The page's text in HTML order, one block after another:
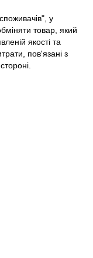
у
товар, який
якості та
пов'язані з